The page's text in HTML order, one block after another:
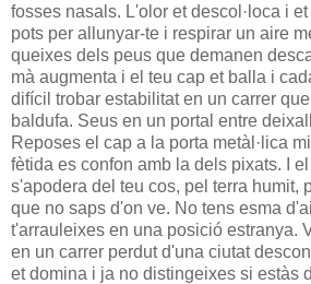
fosses nasals. L'olor et descol·loca i
pots per allunyar-te i respirar un aire
queixes dels peus que demanen
mà augmenta i el teu cap et balla i
difícil trobar estabilitat en un carrer
baldufa. Seus en un portal entre
Reposes el cap a la porta metàl·lica
fètida es confon amb la dels pixats. I
s'apodera del teu cos, pel terra humit,
que no saps d'on ve. No tens esma
t'arrauleixes en una posició estranya.
en un carrer perdut d'una ciutat
et domina i ja no distingeixes si estàs